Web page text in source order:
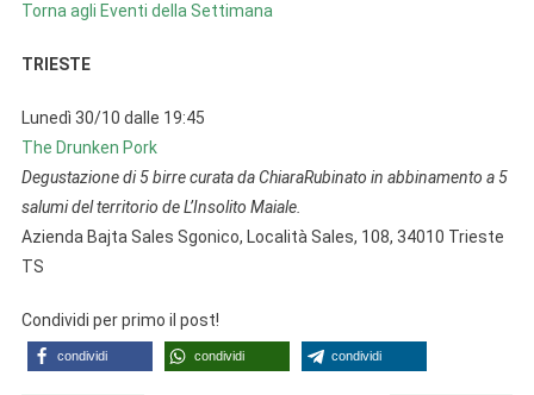
Torna agli Eventi della Settimana
TRIESTE
Lunedì 30/10 dalle 19:45
The Drunken Pork
Degustazione di 5 birre curata da ChiaraRubinato in abbinamento a 5
salumi del territorio de L’Insolito Maiale.
Azienda Bajta Sales Sgonico, Località Sales, 108, 34010 Trieste
TS
Condividi per primo il post!
condividi condividi condividi